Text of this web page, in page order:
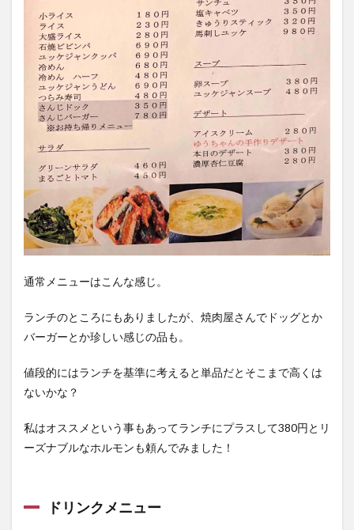
通常メニューはこんな感じ。
ランチのところにもありましたが、焼肉屋さんでドッグとか
バーガーとか珍しい感じの品も。
値段的にはランチを基準に考えると単品だとそこまで高くは
ないかな？
私はオススメという事もあってランチにプラスして380円とリ
ーズナブルなホルモンも頼んでみました！
ドリンクメニュー